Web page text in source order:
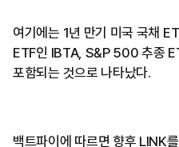
여기에는 1년 만기 미국 국채
ETF인 IBTA, S&P 500 추종
포함되는 것으로 나타났다.
백트파이에 따르면 향후 LINK